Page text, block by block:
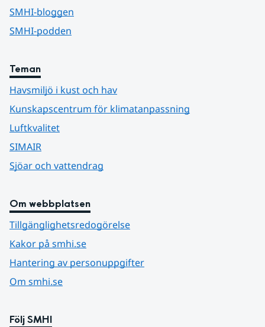
SMHI-bloggen
SMHI-podden
Teman
Havsmiljö i kust och hav
Kunskapscentrum för klimatanpassning
Luftkvalitet
SIMAIR
Sjöar och vattendrag
Om webbplatsen
Tillgänglighetsredogörelse
Kakor på smhi.se
Hantering av personuppgifter
Om smhi.se
Följ SMHI